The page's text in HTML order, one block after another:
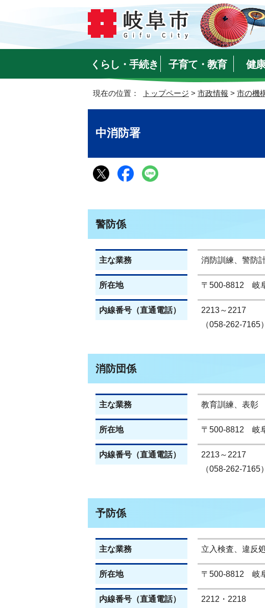
くらし・手続き 子育て・教育 健
現在の位置： トップページ > 市政情報 > 市の機
中消防署
警防係
主な業務 消防訓練、警防
所在地 〒500-8812 岐
内線番号（直通電話）
2213～2217
（058-262-7165）
消防団係
主な業務 教育訓練、表彰
所在地 〒500-8812 岐
内線番号（直通電話）
2213～2217
（058-262-7165）
予防係
主な業務 立入検査、違反
所在地 〒500-8812 岐
内線番号（直通電話）
2212・2218